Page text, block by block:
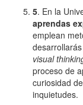
5. En la
aprendas
emplean
visual
proceso de
curiosidad
inquietudes.